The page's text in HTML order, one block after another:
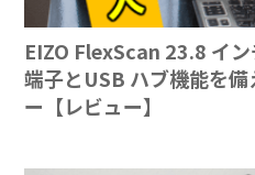
EIZO FlexScan 23.8 イ
端子とUSB ハブ機能を
ー【レビュー】